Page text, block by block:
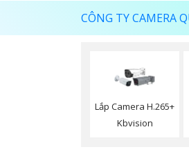
CÔNG TY CAMERA
Lắp Camera H.265+
Kbvision